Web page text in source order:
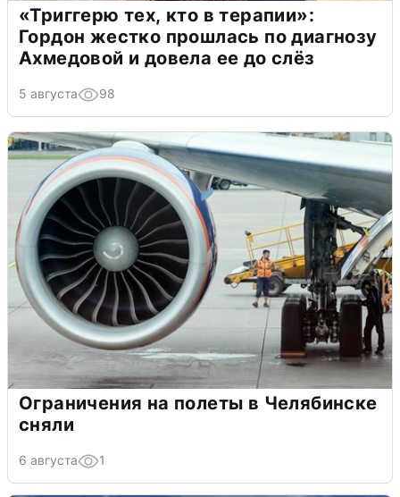
«Триггерю тех, кто в терапии»:
Гордон жестко прошлась по диагнозу
Ахмедовой и довела ее до слёз
5 августа 98
Ограничения на полеты в Челябинске
сняли
6 августа 1